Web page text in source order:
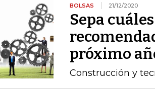
BOLSAS 21/12/2020
Sepa
próximo
Construcción y